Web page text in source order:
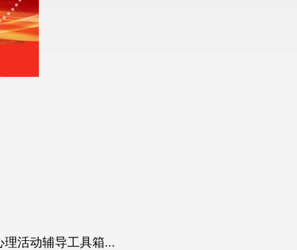
活动辅导工具箱...